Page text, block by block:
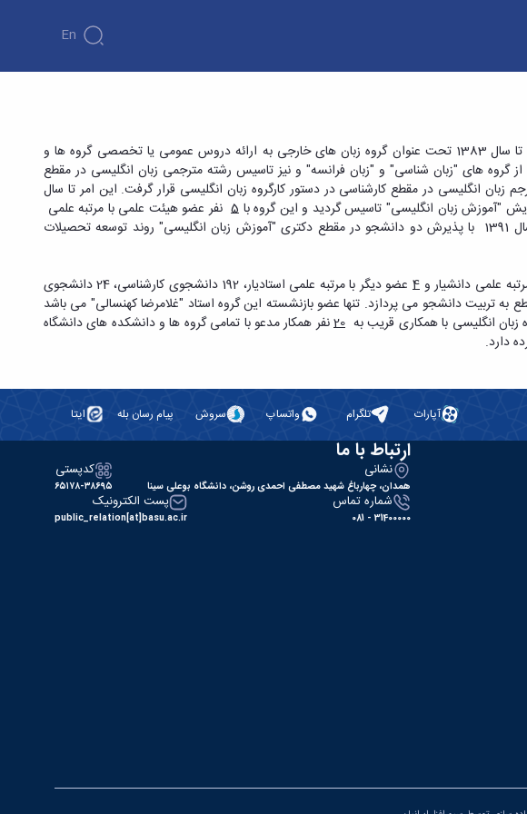
En
گروه زبان انگلیسی از ابتدای تاسیس دانشگاه بوعلی سینا تا سال 1383 تحت عنوان گروه زبان های خارجی به ارائه دروس عمومی یا تخصصی گروه ها و
پرداخت. در سال 1383 با تفکیک این گروه از گروه های "زبان شناسی" و "زبان فرانسه" و نیز تاسیس رشته مترجمی زبان انگلیسی در مقطع
زبان انگلیسی در مقطع کارشناسی در دستور کارگروه زبان انگلیسی قرار گرفت. این امر تا سال
5 نفر عضو هیئت علمی با مرتبه علمی
"استادیار" به تربیت دانشجو در مقطع کارشناسی ارشد اقدام نمود. در سال 1391 با پذیرش دو دانشجو در مقطع دکتری "آموزش زبان انگلیسی" روند توسعه تحصیلات
علمی دانشیار و 4
عضو دیگر با مرتبه علمی استادیار، 192 دانشجوی کارشناسی، 24 دانشجوی
ارشد و 6 نفر دانشجوی مقطع دکتری آموزش زبان در هر 3 مقطع به تربیت دانشجو می پردازد. تنها عضو بازنشسته این گروه استاد "غلامرضا کهنسالی" می باشد
20نفر همکار مدعو با تمامی گروه ها و دانشکده های دانشگاه
دارد.
آپارات تلگرام واتساپ سروش پیام رسان بله ایتا
ارتباط با ما
نشانی
همدان، چهارباغ شهید مصطفی احمدی روشن، دانشگاه بوعلی سینا
کدپستی
۶۵۱۷۸-۳۸۶۹۵
شماره تماس
31400000 - 081
پست الکترونیک
public_relation[at]basu.ac.ir